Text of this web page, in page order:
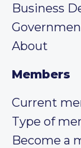
Business
About
Members
Current
Type of
Become a